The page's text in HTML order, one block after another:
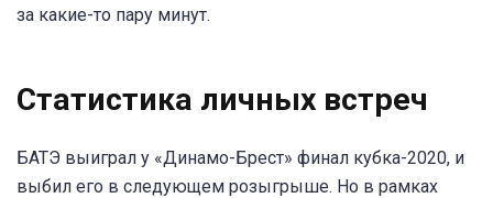
за какие-то пару минут.
Статистика личных встреч
БАТЭ выиграл у «Динамо-Брест» финал кубка-2020, и
выбил его в следующем розыгрыше. Но в рамках